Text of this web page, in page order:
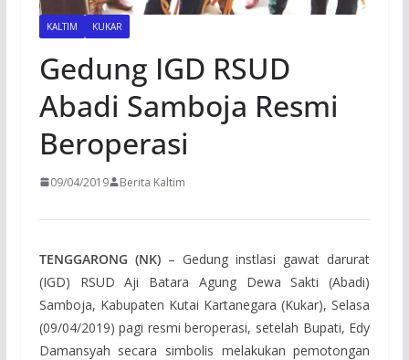
KALTIM KUKAR
Gedung IGD RSUD
Abadi Samboja Resmi
Beroperasi
09/04/2019 Berita Kaltim
TENGGARONG (NK)– Gedung instlasi gawat darurat
(IGD) RSUD Aji Batara Agung Dewa Sakti (Abadi)
Samboja, Kabupaten Kutai Kartanegara (Kukar), Selasa
(09/04/2019) pagi resmi beroperasi, setelah Bupati, Edy
Damansyah secara simbolis melakukan pemotongan